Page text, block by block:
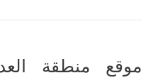
موقع منطقة